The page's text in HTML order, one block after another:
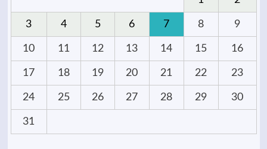
3 4 5 6 7 8 9
10 11 12 13 14 15 16
17 18 19 20 21 22 23
24 25 26 27 28 29 30
31